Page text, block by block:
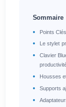
Sommaire
Points Clés
Le stylet
Clavier
Housses
Supports